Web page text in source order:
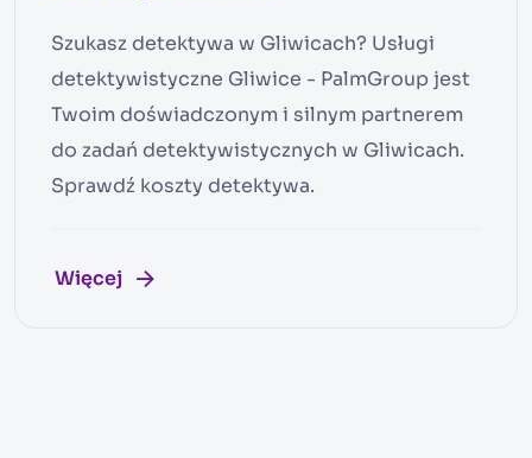
Szukasz detektywa w Gliwicach? Usługi
detektywistyczne Gliwice - PalmGroup jest
Twoim doświadczonym i silnym partnerem
do zadań detektywistycznych w Gliwicach.
Sprawdź koszty detektywa.
Więcej